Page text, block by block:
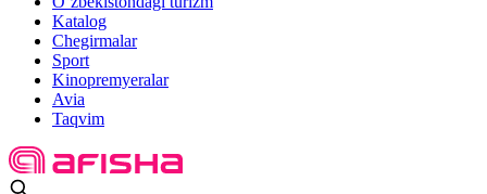
Katalog
Chegirmalar
Sport
Kinopremyeralar
Avia
Taqvim